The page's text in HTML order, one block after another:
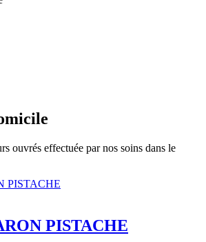
ouvrés effectuée par nos soins dans le
PISTACHE